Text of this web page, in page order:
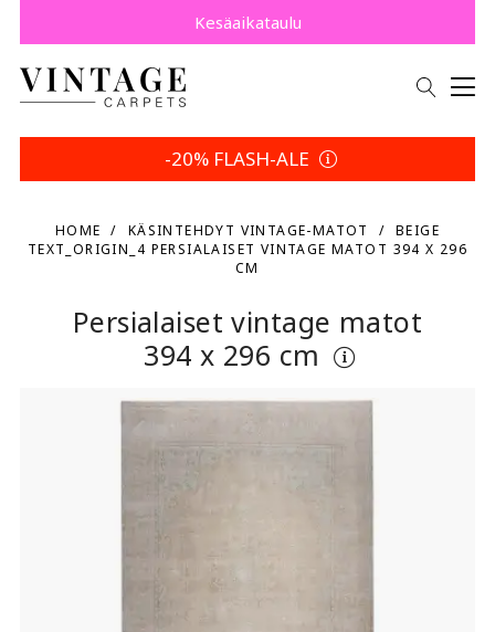
Säästä 5 % | Palautusehtosi
Osta nyt, maksa myöhemmin Klarnalla.
Kesäaikataulu
-20% FLASH-ALE
HOME KÄSINTEHDYT VINTAGE-MATOT
BEIGE
TEXT_ORIGIN_4 PERSIALAISET VINTAGE MATOT 394 X 296
CM
Persialaiset vintage matot
394 x 296 cm